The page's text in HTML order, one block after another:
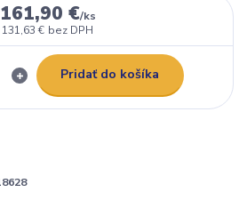
161,90 €/ks
131,63 € bez DPH
Pridať do košíka